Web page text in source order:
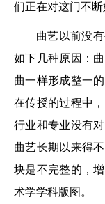
们正在对这门不断
曲艺以前没
如下几种原因：
曲一样形成整一
在传授的过程中
行业和专业没有
曲艺长期以来得
块是不完整的，
术学学科版图。